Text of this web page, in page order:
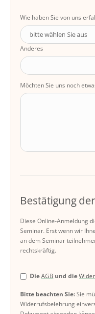
Wie haben Sie von uns
Anderes
Möchten Sie uns noch
Bestätigung
Diese Online-Anmeldung
Seminar. Erst wenn wir
an dem Seminar
rechtskräftig.
DieAGB und die
Bitte beachten Sie:Sie
Widerrufsbelehrung